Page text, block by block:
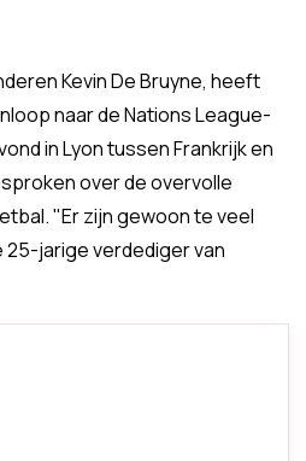
Kevin De Bruyne, heeft
naar de Nations League-
in Lyon tussen Frankrijk en
over de overvolle
"Er zijn gewoon te veel
jarige verdediger van